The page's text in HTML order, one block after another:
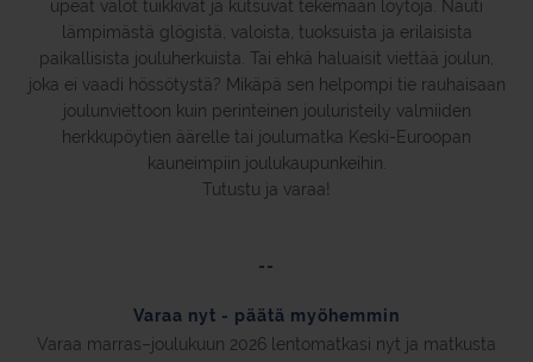
upeat valot tuikkivat ja kutsuvat tekemään löytöjä. Nauti
lämpimästä glögistä, valoista, tuoksuista ja erilaisista
paikallisista jouluherkuista. Tai ehkä haluaisit viettää joulun,
joka ei vaadi hössötystä? Mikäpä sen helpompi tie rauhaisaan
joulunviettoon kuin perinteinen jouluristeily valmiiden
herkkupöytien äärelle tai joulumatka Keski-Euroopan
kauneimpiin joulukaupunkeihin.
Tutustu ja varaa!
--
Varaa nyt - päätä myöhemmin
Varaa marras–joulukuun 2026 lentomatkasi nyt ja matkusta